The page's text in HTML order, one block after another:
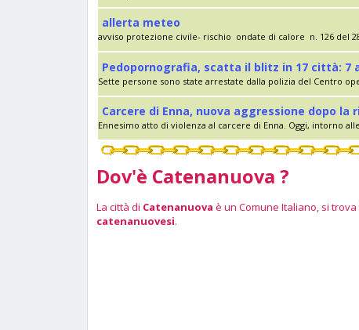
allerta meteo
avviso protezione civile- rischio ondate di calore n. 126 del
Pedopornografia, scatta il blitz in 17 città: 7
Sette persone sono state arrestate dalla polizia del Centro
Carcere di Enna, nuova aggressione dopo
Ennesimo atto di violenza al carcere di Enna. Oggi, intorno
Dov'è Catenanuova ?
La città di Catenanuova è un Comune Italiano, si
catenanuovesi.